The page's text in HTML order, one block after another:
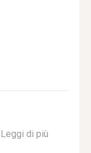
Leggi di più